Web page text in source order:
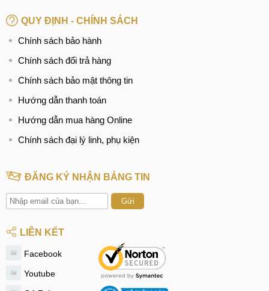
QUY ĐỊNH - CHÍNH SÁCH
Chính sách bảo hành
Chính sách đổi trả hàng
Chính sách bảo mật thông tin
Hướng dẫn thanh toán
Hướng dẫn mua hàng Online
Chính sách đại lý linh, phụ kiện
ĐĂNG KÝ NHẬN BẢNG TIN
Gửi
LIÊN KẾT
Facebook
Youtube